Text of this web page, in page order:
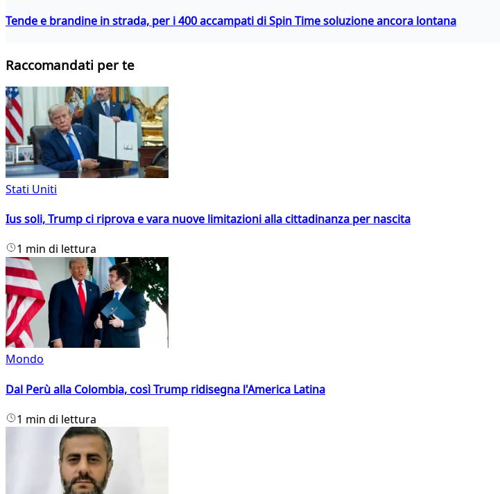
Tende e brandine in strada, per i 400 accampati di Spin Time soluzione ancora lontana
Raccomandati per te
Stati Uniti
Ius soli, Trump ci riprova e vara nuove limitazioni alla cittadinanza per nascita
1 min di lettura
Mondo
Dal Perù alla Colombia, così Trump ridisegna l'America Latina
1 min di lettura